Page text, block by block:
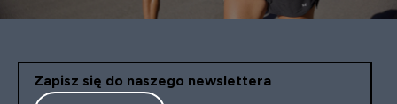
Zapisz się do naszego newslettera